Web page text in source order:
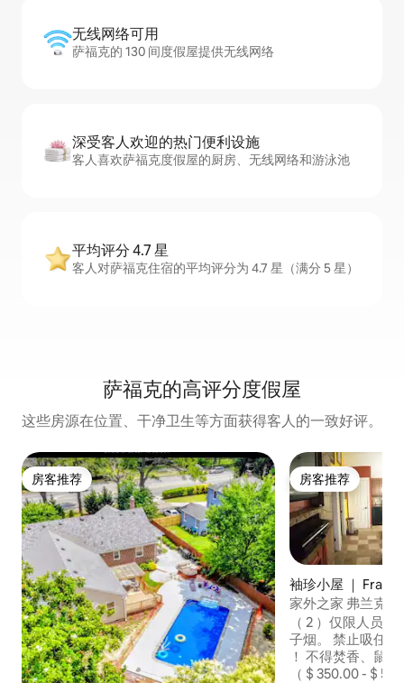
无线网络可用
萨福克的 130 间度假屋提供无线网络
深受客人欢迎的热门便利设施
客人喜欢萨福克度假屋的厨房、无线网络和游泳池
平均评分 4.7 星
客人对萨福克住宿的平均评分为 4.7 星（满分 5 星）
萨福克的高评分度假屋
这些房源在位置、干净卫生等方面获得客人的一致好评。
房客推荐
房客推荐 房客推荐
房客推荐
袖珍小屋 ｜
家外之家 弗兰克
（ 2 ）仅限人员/
子烟。 禁止吸任
！ 不得焚香、鼠
（ $ 350.00 - $